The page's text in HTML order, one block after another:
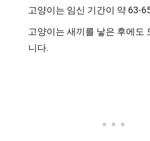
고양이는 임신 기간이 약 63-
고양이는 새끼를 낳은 후에도
니다.